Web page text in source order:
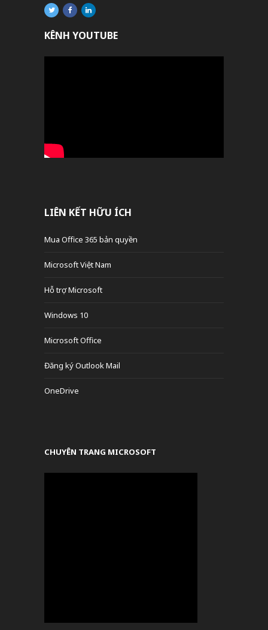
KÊNH YOUTUBE
LIÊN KẾT HỮU ÍCH
Mua Office 365 bản quyền
Microsoft Việt Nam
Hỗ trợ Microsoft
Windows 10
Microsoft Office
Đăng ký Outlook Mail
OneDrive
CHUYÊN TRANG MICROSOFT